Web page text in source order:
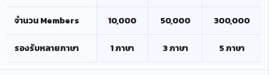
จำนวน Members 10,000 50,000 300,000
รองรับหลายภาษา 1 ภาษา 3 ภาษา 5 ภาษา